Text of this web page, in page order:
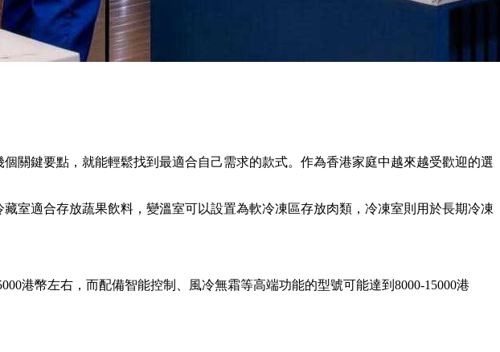
關鍵要點，就能輕鬆找到最適合自己需求的款式。作為香港家庭中越來越受歡迎的選
室適合存放蔬果飲料，變溫室可以設置為軟冷凍區存放肉類，冷凍室則用於長期冷凍
港幣左右，而配備智能控制、風冷無霜等高端功能的型號可能達到8000-15000港